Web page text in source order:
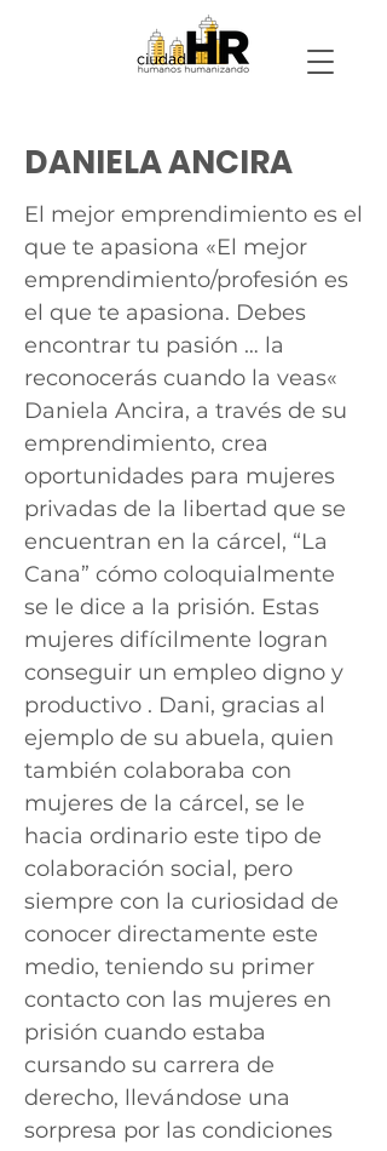
DANIELA ANCIRA
El mejor emprendimiento es el
que te apasiona «El mejor
emprendimiento/profesión es
el que te apasiona. Debes
encontrar tu pasión … la
reconocerás cuando la veas«
Daniela Ancira, a través de su
emprendimiento, crea
oportunidades para mujeres
privadas de la libertad que se
encuentran en la cárcel, “La
Cana” cómo coloquialmente
se le dice a la prisión. Estas
mujeres difícilmente logran
conseguir un empleo digno y
productivo . Dani, gracias al
ejemplo de su abuela, quien
también colaboraba con
mujeres de la cárcel, se le
hacia ordinario este tipo de
colaboración social, pero
siempre con la curiosidad de
conocer directamente este
medio, teniendo su primer
contacto con las mujeres en
prisión cuando estaba
cursando su carrera de
derecho, llevándose una
sorpresa por las condiciones